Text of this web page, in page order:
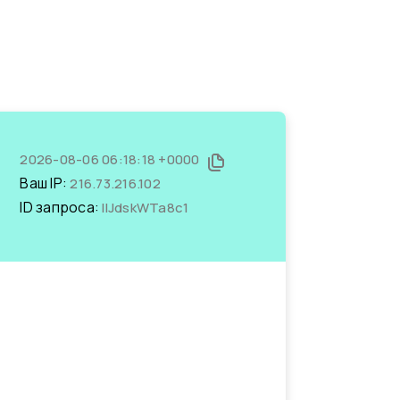
2026-08-06 06:18:18 +0000
Ваш IP:216.73.216.102
ID запроса:IIJdskWTa8c1